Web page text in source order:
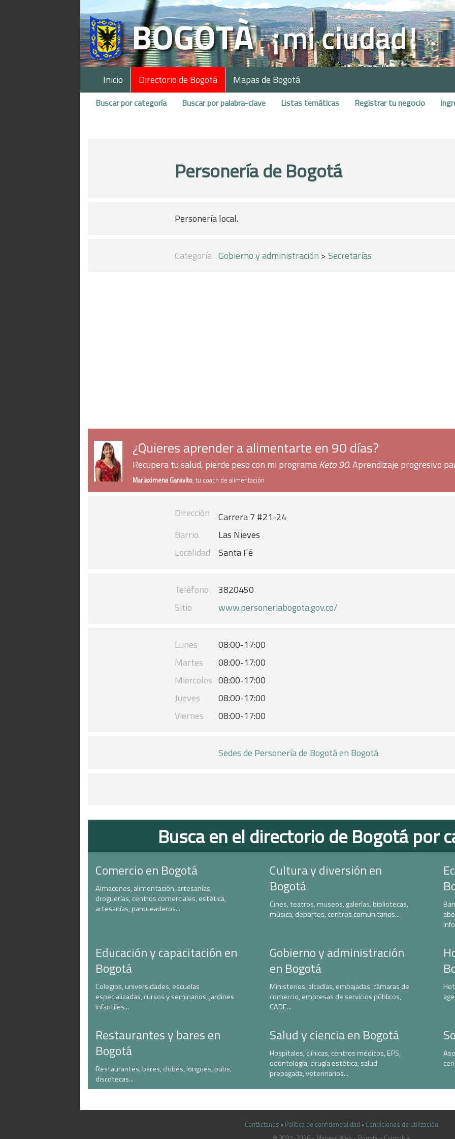
Inicio Directorio de Bogotá Mapas de Bogotá
Buscar por categoría Buscar por palabra-clave Listas temáticas Registrar tu negocio
Personería de Bogotá
Personería local.
Categoría Gobierno y administración >Secretarías
¿Quieres aprender a alimentarte en 90 días?
Recupera tu salud, pierde peso con mi programaKeto 90. Aprendizaje progresivo
Mariaximena Garavito, tu coach de alimentación
Dirección
Carrera 7 #21-24
Barrio
Las Nieves
Localidad
Santa Fé
Teléfono
3820450
Sitio
www.personeriabogota.gov.co/
Lunes
08:00-17:00
Martes
08:00-17:00
Miercoles 08:00-17:00
Jueves
08:00-17:00
Viernes
08:00-17:00
Sedes de Personería de Bogotá en Bogotá
Busca en el directorio de Bogotá por
Comercio en Bogotá
Almacenes, alimentación, artesanías,
droguerías, centros comerciales, estética,
artesanías, parqueaderos...
Cultura y diversión en
Bogotá
Cines, teatros, museos, galerías, bibliotecas,
música, deportes, centros comunitarios...
Educación y capacitación en
Bogotá
Colegios, universidades, escuelas
especializadas, cursos y seminarios, jardines
infantiles...
Gobierno y administración
en Bogotá
Ministerios, alcadías, embajadas, cámaras de
comercio, empresas de servicios públicos,
CADE...
Restaurantes y bares en
Bogotá
Restaurantes, bares, clubes, longues, pubs,
discotecas...
Salud y ciencia en Bogotá
Hospitales, clínicas, centros médicos, EPS,
odontología, cirugía estética, salud
prepagada, veterinarios...
Contáctanos • Política de confidencialidad • Condiciones de utilización